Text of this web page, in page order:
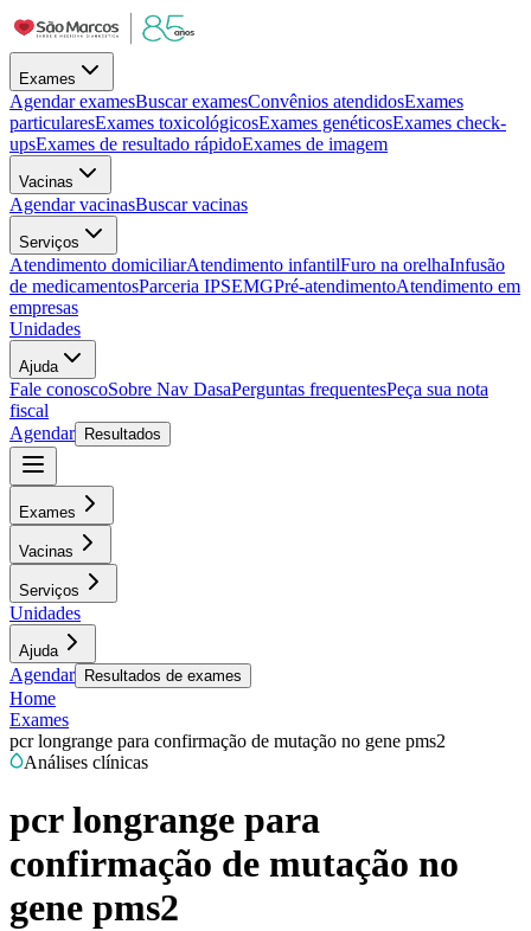
Exames
Agendar examesBuscar examesConvênios atendidosExames
particularesExames toxicológicosExames genéticosExames check-
upsExames de resultado rápidoExames de imagem
Vacinas
Agendar vacinasBuscar vacinas
Serviços
Atendimento domiciliarAtendimento infantilFuro na orelhaInfusão
de medicamentosParceria IPSEMGPré-atendimentoAtendimento em
empresas
Unidades
Ajuda
Fale conoscoSobre Nav DasaPerguntas frequentesPeça sua nota
fiscal
Agendar
Resultados
Exames
Vacinas
Serviços
Unidades
Ajuda
Agendar Resultados de exames
Home
Exames
pcr longrange para confirmação de mutação no gene pms2
Análises clínicas
pcr longrange para
confirmação de mutação no
gene pms2